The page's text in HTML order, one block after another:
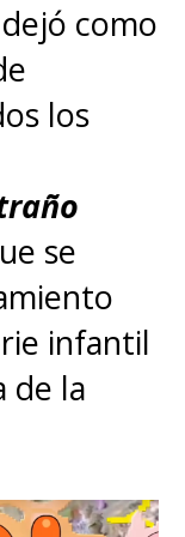
como
los
se
infantil
de la